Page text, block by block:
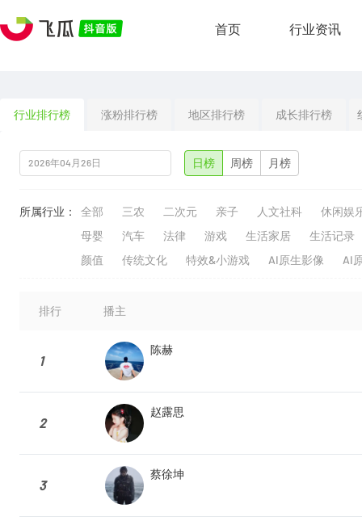
首页 行业资讯
行业排行榜 涨粉排行榜 地区排行榜 成长排行榜
日榜 周榜 月榜
所属行业： 全部 三农 二次元 亲子 人文社科
休闲娱
母婴
汽车 法律 游戏 生活家居
生活记录
颜值
传统文化 特效&小游戏 AI原生影像 AI
排行 播主
1
陈赫
2
赵露思
3
蔡徐坤